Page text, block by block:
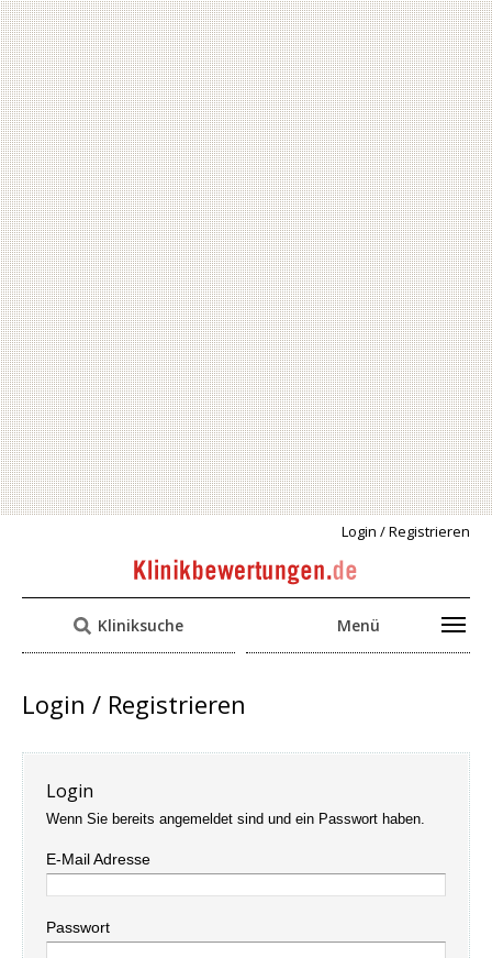
Login / Registrieren
Kliniksuche Menü
Login / Registrieren
Login
Wenn Sie bereits angemeldet sind und ein Passwort haben.
E-Mail Adresse
Passwort